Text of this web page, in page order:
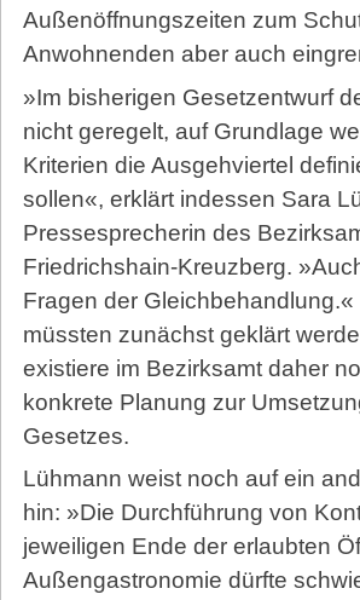
Außenöffnungszeiten zum
Anwohnenden aber auch
»Im bisherigen Gesetzentwurf
nicht geregelt, auf Grundlage
Kriterien die Ausgehviertel
sollen«, erklärt indessen Sara
Pressesprecherin des
Friedrichshain-Kreuzberg.
Fragen der
müssten zunächst geklärt
existiere im Bezirksamt daher
konkrete Planung zur
Gesetzes.
Lühmann weist noch auf ein
hin: »Die Durchführung von
jeweiligen Ende der erlaubten
Außengastronomie dürfte